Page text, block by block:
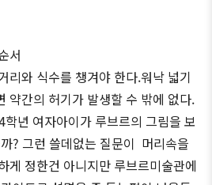
서
리와 식수를 챙겨야 한다.워낙 넓기
약간의 허기가 발생할 수 밖에 없다.
년 여자아이가 루브르의 그림을 보
? 그런 쓸데없는 질문이 머리속을
게 정한건 아니지만 루브르미술관에